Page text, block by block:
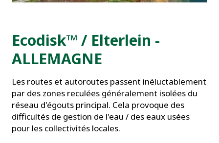
Ecodisk™ / Elterlein -
ALLEMAGNE
Les routes et autoroutes passent inéluctablement
par des zones reculées généralement isolées du
réseau d'égouts principal. Cela provoque des
difficultés de gestion de l'eau / des eaux usées
pour les collectivités locales.